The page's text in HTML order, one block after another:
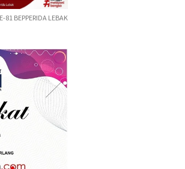
81 BEPPERIDA LEBAK